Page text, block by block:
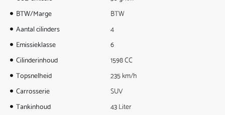
BTW/Marge
BTW
Aantal cilinders
4
Emissieklasse
6
Cilinderinhoud
1598 CC
Topsnelheid
235 km/h
Carrosserie
SUV
Tankinhoud
43 Liter